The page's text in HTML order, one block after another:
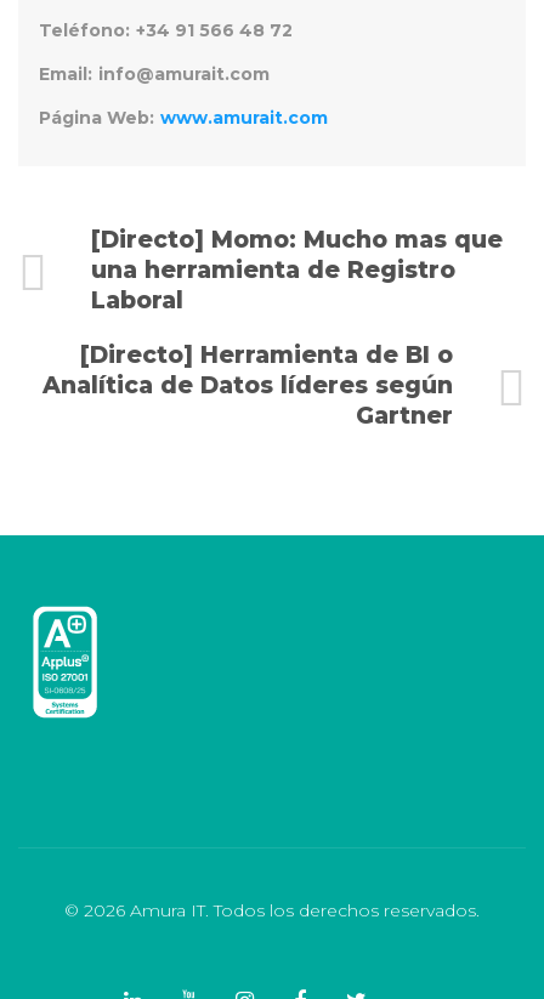
Teléfono: +34 91 566 48 72
Email: info@amurait.com
Página Web: www.amurait.com
Evento
Navigation
[Directo] Momo: Mucho mas que
una herramienta de Registro
Laboral
[Directo] Herramienta de BI o
Analítica de Datos líderes según
Gartner
© 2026 Amura IT. Todos los derechos reservados.